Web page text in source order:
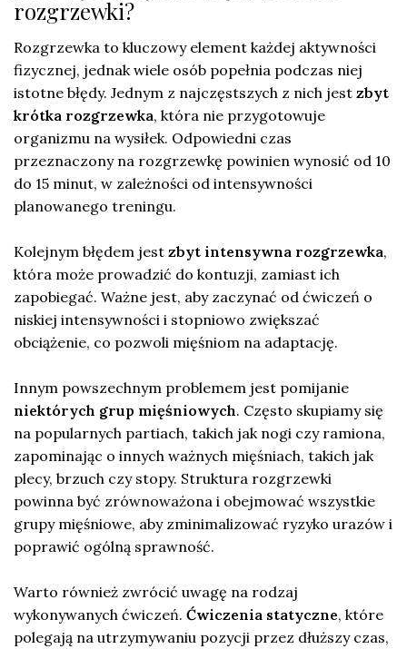
rozgrzewki?
Rozgrzewka to kluczowy element każdej aktywności
fizycznej, jednak wiele osób popełnia podczas niej
istotne błędy. Jednym z najczęstszych z nich jest zbyt
krótka rozgrzewka, która nie przygotowuje
organizmu na wysiłek. Odpowiedni czas
przeznaczony na rozgrzewkę powinien wynosić od 10
do 15 minut, w zależności od intensywności
planowanego treningu.
Kolejnym błędem jest zbyt intensywna rozgrzewka,
która może prowadzić do kontuzji, zamiast ich
zapobiegać. Ważne jest, aby zaczynać od ćwiczeń o
niskiej intensywności i stopniowo zwiększać
obciążenie, co pozwoli mięśniom na adaptację.
Innym powszechnym problemem jest pomijanie
niektórych grup mięśniowych. Często skupiamy się
na popularnych partiach, takich jak nogi czy ramiona,
zapominając o innych ważnych mięśniach, takich jak
plecy, brzuch czy stopy. Struktura rozgrzewki
powinna być zrównoważona i obejmować wszystkie
grupy mięśniowe, aby zminimalizować ryzyko urazów i
poprawić ogólną sprawność.
Warto również zwrócić uwagę na rodzaj
wykonywanych ćwiczeń. Ćwiczenia statyczne, które
polegają na utrzymywaniu pozycji przez dłuższy czas,